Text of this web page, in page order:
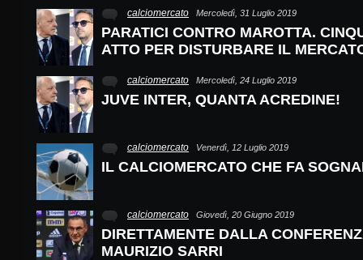
calciomercato Mercoledì, 31 Luglio 2019
PARATICI CONTRO MAROTTA.
ATTO PER DISTURBARE IL
calciomercato Mercoledì, 24 Luglio 2019
JUVE INTER, QUANTA ACREDINE!
calciomercato Venerdì, 12 Luglio 2019
IL CALCIOMERCATO CHE FA
calciomercato Giovedì, 20 Giugno 2019
DIRETTAMENTE DALLA
MAURIZIO SARRI